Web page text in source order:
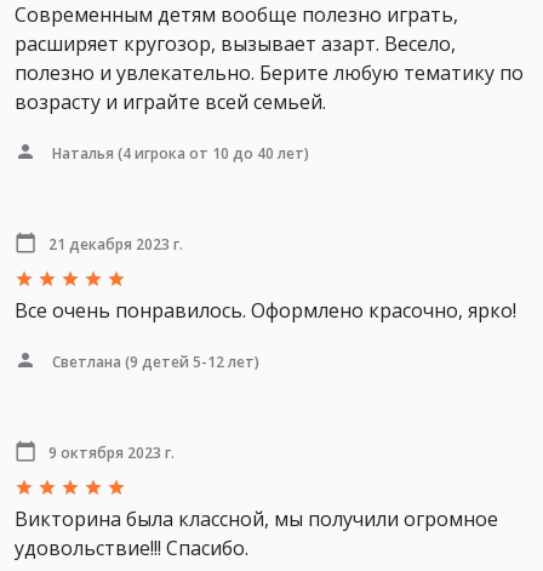
Современным детям вообще полезно играть,
расширяет кругозор, вызывает азарт. Весело,
полезно и увлекательно. Берите любую тематику по
возрасту и играйте всей семьей.
Наталья (4 игрока от 10 до 40 лет)
21 декабря 2023 г.
Все очень понравилось. Оформлено красочно, ярко!
Светлана (9 детей 5-12 лет)
9 октября 2023 г.
Викторина была классной, мы получили огромное
удовольствие!!! Спасибо.